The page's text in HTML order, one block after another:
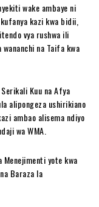
wake ambaye ni
kazi kwa bidii,
vya rushwa ili
na Taifa kwa
Kuu na Afya
alipongeza ushirikiano
ambao alisema ndiyo
wa WMA.
Menejimenti yote kwa
Baraza la